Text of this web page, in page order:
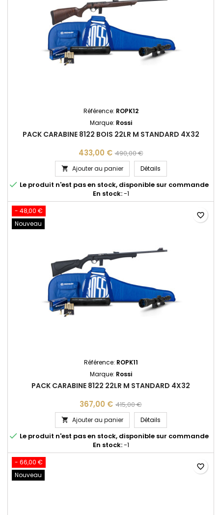
Référence: ROPK12
Marque: Rossi
PACK CARABINE 8122 BOIS 22LR M STANDARD 4X32
433,00 € 490,00 €
 Ajouter au panier DétailsPACK CARABINE
 Le produit n'est pas en stock, disponible sur commande
En stock:-1
- 48,00 €
Nouveau
Référence: ROPK11
Marque: Rossi
PACK CARABINE 8122 22LR M STANDARD 4X32
367,00 € 415,00 €
 Ajouter au panier DétailsPACK CARABINE
 Le produit n'est pas en stock, disponible sur commande
En stock:-1
favorite_border
- 66,00 €
Nouveau
favorite_border